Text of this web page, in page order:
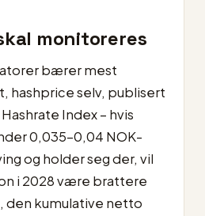
monitoreres
bærer mest
hashprice selv, publisert
Index – hvis
0,035–0,04 NOK-
og holder seg der, vil
i 2028 være brattere
den kumulative netto